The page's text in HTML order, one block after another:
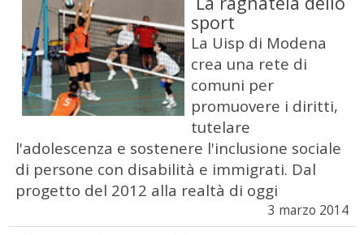
sport
La Uisp di Modena
crea una rete di
comuni per
promuovere i diritti,
tutelare
l'adolescenza e sostenere l'inclusione sociale
di persone con disabilità e immigrati. Dal
progetto del 2012 alla realtà di oggi
3 marzo 2014